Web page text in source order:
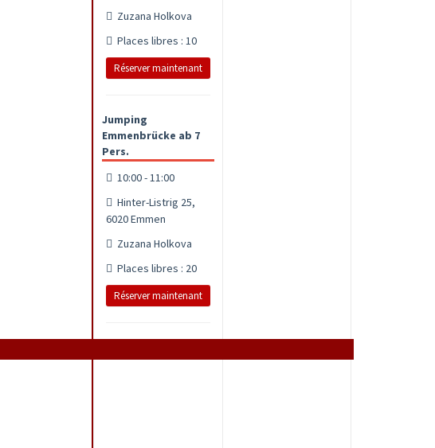
Zuzana Holkova
Places libres : 10
Réserver maintenant
Jumping
Emmenbrücke ab 7
Pers.
10:00 - 11:00
Hinter-Listrig 25,
6020 Emmen
Zuzana Holkova
Places libres : 20
Réserver maintenant